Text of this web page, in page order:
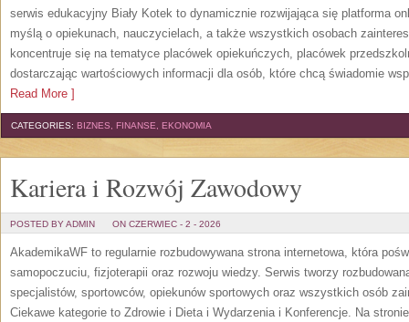
serwis edukacyjny Biały Kotek to dynamicznie rozwijająca się platforma
myślą o opiekunach, nauczycielach, a także wszystkich osobach
koncentruje się na tematyce placówek opiekuńczych, placówek
dostarczając wartościowych informacji dla osób, które chcą świadomie
Read More ]
CATEGORIES: BIZNES, FINANSE, EKONOMIA
Kariera i Rozwój Zawodowy
POSTED BY ADMIN ON CZERWIEC - 2 - 2026
AkademikaWF to regularnie rozbudowywana strona internetowa, która
samopoczuciu, fizjoterapii oraz rozwoju wiedzy. Serwis tworzy
specjalistów, sportowców, opiekunów sportowych oraz wszystkich osób
Ciekawe kategorie to Zdrowie i Dieta i Wydarzenia i Konferencje. Na